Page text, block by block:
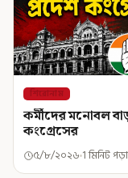
শিরোনাম
কর্মীদের মনোবল
কংগ্রেসের
৫/৮/২০২৬ 1 মিনিট পড়া